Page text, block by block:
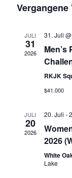
a
JULI
31
2026
31. Juli
Men’s
RKJK
$41.000
JULI
20
2026
20. Juli -
2026
White
Lake